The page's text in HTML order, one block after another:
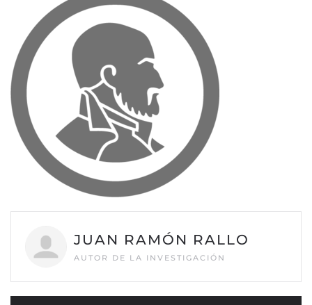
JUAN RAMÓN RALLO
AUTOR DE LA INVESTIGACIÓN